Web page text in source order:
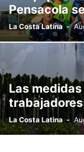
Pensacola
La Costa Latina -
Las
La Costa Latina -